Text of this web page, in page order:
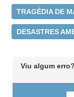
TRAGÉDIA DE
DESASTRES
Viu algum erro?